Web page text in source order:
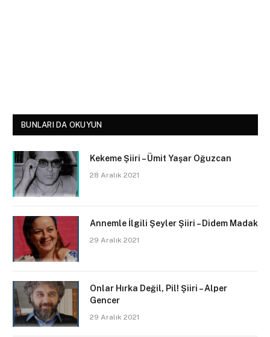
BUNLARI DA OKUYUN
Kekeme Şiiri – Ümit Yaşar Oğuzcan
28 Aralık 2021
Annemle İlgili Şeyler Şiiri – Didem Madak
29 Aralık 2021
Onlar Hırka Değil, Pil! Şiiri – Alper
Gencer
29 Aralık 2021